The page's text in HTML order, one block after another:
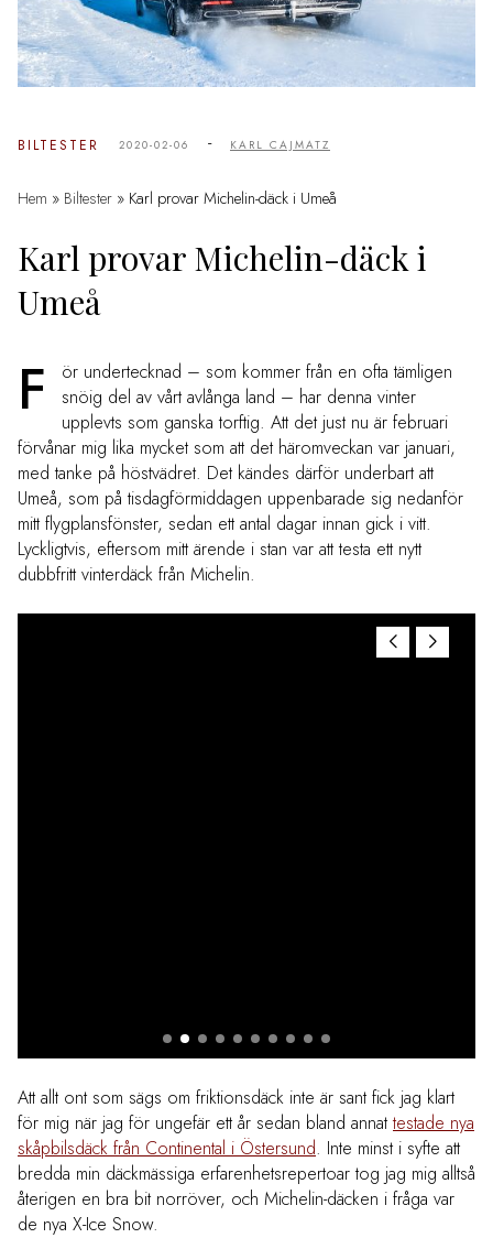
BILTESTER 2020-02-06 - KARL CAJMATZ
Hem » Biltester » Karl provar Michelin-däck i Umeå
Karl provar Michelin-däck i
Umeå
F
ör undertecknad – som kommer från en ofta tämligen
snöig del av vårt avlånga land – har denna vinter
upplevts som ganska torftig. Att det just nu är februari
förvånar mig lika mycket som att det häromveckan var januari,
med tanke på höstvädret. Det kändes därför underbart att
Umeå, som på tisdagförmiddagen uppenbarade sig nedanför
mitt flygplansfönster, sedan ett antal dagar innan gick i vitt.
Lyckligtvis, eftersom mitt ärende i stan var att testa ett nytt
dubbfritt vinterdäck från Michelin.
Att allt ont som sägs om friktionsdäck inte är sant fick jag klart
för mig när jag för ungefär ett år sedan bland annattestade nya
skåpbilsdäck från Continental i Östersund. Inte minst i syfte att
bredda min däckmässiga erfarenhetsrepertoar tog jag mig alltså
återigen en bra bit norröver, och Michelin-däcken i fråga var
de nya X-Ice Snow.